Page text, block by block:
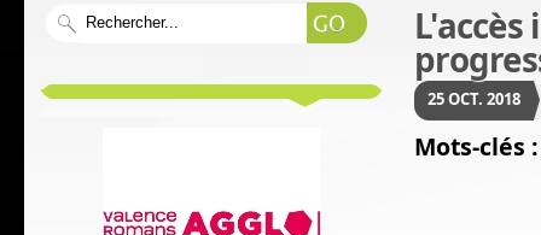
25OCT. 2018
Mots-clés :